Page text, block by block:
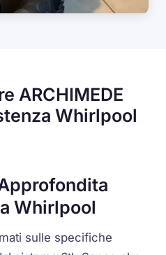
ARCHIMEDE
Whirlpool
Whirlpool
sulle specifiche